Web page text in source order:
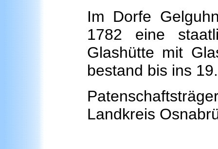
Im Dorfe
1782 eine
Glashütte mit
bestand bis ins
Landkreis